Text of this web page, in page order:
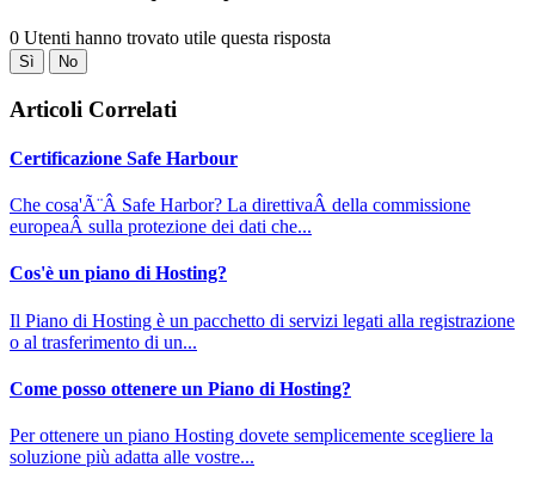
0 Utenti hanno trovato utile questa risposta
Sì No
Articoli Correlati
Certificazione Safe Harbour
Che cosa'Ã¨Â Safe Harbor? La direttivaÂ della commissione
europeaÂ sulla protezione dei dati che...
Cos'è un piano di Hosting?
Il Piano di Hosting è un pacchetto di servizi legati alla registrazione
o al trasferimento di un...
Come posso ottenere un Piano di Hosting?
Per ottenere un piano Hosting dovete semplicemente scegliere la
soluzione più adatta alle vostre...